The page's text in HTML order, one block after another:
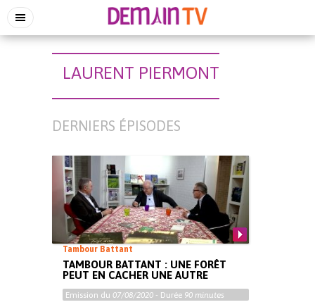
LAURENT PIERMONT
DERNIERS ÉPISODES
Tambour Battant
TAMBOUR BATTANT : UNE FORÊT
PEUT EN CACHER UNE AUTRE
Emission du 07/08/2020 - Durée 90 minutes